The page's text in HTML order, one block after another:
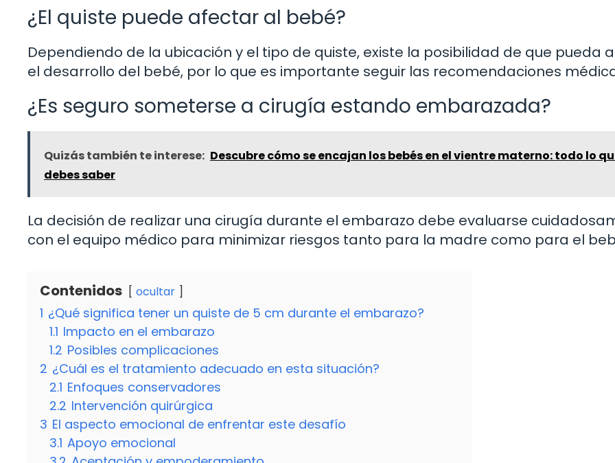
¿El quiste puede afectar al bebé?
Dependiendo de la ubicación y el tipo de quiste, existe la posibilidad de que pueda
el desarrollo del bebé, por lo que es importante seguir las recomendaciones
¿Es seguro someterse a cirugía estando embarazada?
Quizás también te interese: Descubre cómo se encajan los bebés en el vientre materno: todo lo
debes saber
La decisión de realizar una cirugía durante el embarazo debe evaluarse
con el equipo médico para minimizar riesgos tanto para la madre como para el
Contenidos ocultar
1 ¿Qué significa tener un quiste de 5 cm durante el embarazo?
1.1 Impacto en el embarazo
1.2 Posibles complicaciones
2 ¿Cuál es el tratamiento adecuado en esta situación?
2.1 Enfoques conservadores
2.2 Intervención quirúrgica
3 El aspecto emocional de enfrentar este desafío
3.1 Apoyo emocional